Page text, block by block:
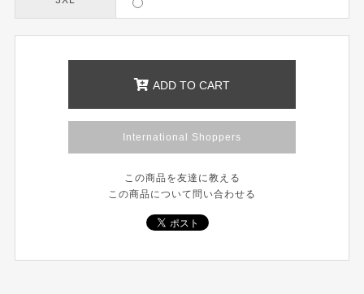
ADD TO CART
International Shoppers
この商品を友達に教える
この商品について問い合わせる